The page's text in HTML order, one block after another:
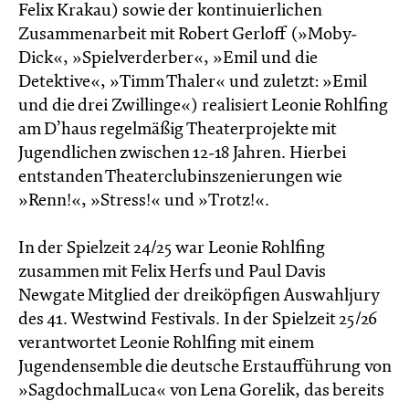
Felix Krakau) sowie der kontinuierlichen
Zusammenarbeit mit Robert Gerloff (»Moby-
Dick«, »Spielverderber«, »Emil und die
Detektive«, »Timm Thaler« und zuletzt: »Emil
und die drei Zwillinge«) realisiert Leonie Rohlfing
am D’haus regelmäßig Theaterprojekte mit
Jugendlichen zwischen 12-18 Jahren. Hierbei
entstanden Theaterclubinszenierungen wie
»Renn!«, »Stress!« und »Trotz!«.
In der Spielzeit 24/25 war Leonie Rohlfing
zusammen mit Felix Herfs und Paul Davis
Newgate Mitglied der dreiköpfigen Auswahljury
des 41. Westwind Festivals. In der Spielzeit 25/26
verantwortet Leonie Rohlfing mit einem
Jugendensemble die deutsche Erstaufführung von
»SagdochmalLuca« von Lena Gorelik, das bereits